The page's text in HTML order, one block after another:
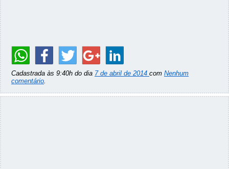
Cadastrada às 9:40h do dia 7 de abril de 2014 com Nenhum
comentário.